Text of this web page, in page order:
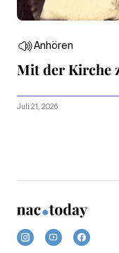
Anhören
Mit der Kirche
Juli 21, 2026